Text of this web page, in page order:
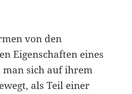
von den
Eigenschaften eines
man sich auf ihrem
als Teil einer